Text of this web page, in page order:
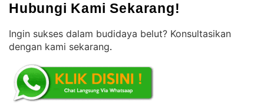
Hubungi Kami Sekarang!
Ingin sukses dalam budidaya belut? Konsultasikan
dengan kami sekarang.